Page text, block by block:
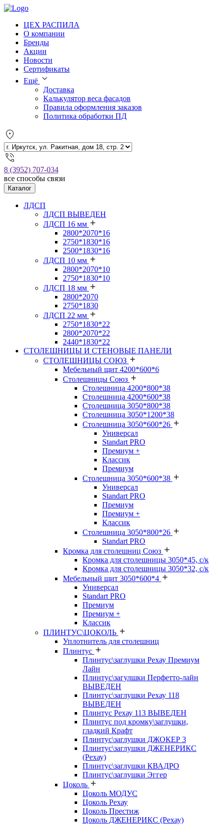
ЦЕХ РАСПИЛА
О компании
Бренды
Акции
Новости
Сертификаты
Ещё
Доставка
Калькулятор веса фасадов
Правила оформления заказов
Политика обработки ПД
8 (3952) 707-034
все способы связи
Каталог
ЛДСП
ЛДСП ВЫВЕДЕН
ЛДСП 16 мм
2800*2070*16
2750*1830*16
2500*1830*16
ЛДСП 10 мм
2800*2070*10
2750*1830*10
ЛДСП 18 мм
2800*2070
2750*1830
ЛДСП 22 мм
2750*1830*22
2800*2070*22
2440*1830*22
СТОЛЕШНИЦЫ И СТЕНОВЫЕ ПАНЕЛИ
СТОЛЕШНИЦЫ СОЮЗ
Мебельный щит 4200*600*6
Столешницы Союз
Столешница 4200*800*38
Столешница 4200*600*38
Столешница 3050*800*38
Столешница 3050*1200*38
Столешница 3050*600*26
Универсал
Standart PRO
Премиум +
Классик
Премиум
Столешница 3050*600*38
Универсал
Standart PRO
Премиум
Премиум +
Классик
Столешница 3050*800*26
Standart PRO
Кромка для столешниц Союз
Кромка для столешницы 3050*45, с/к
Кромка для столешницы 3050*32, с/к
Мебельный щит 3050*600*4
Универсал
Standart PRO
Премиум
Премиум +
Классик
ПЛИНТУС\ЦОКОЛЬ
Уплотнитель для столешниц
Плинтус
Плинтус\заглушки Рехау Премиум
Лайн
Плинтус\загулшки Перфетто-лайн
ВЫВЕДЕН
Плинтус\заглушки Рехау 118
ВЫВЕДЕН
Плинтус Рехау 113 ВЫВЕДЕН
Плинтус под кромку\заглушки,
гладкий Крафт
Плинтус\заглушки ДЖОКЕР 3
Плинтус\заглушки ДЖЕНЕРИКС
(Рехау)
Плинтус\заглушки КВАДРО
Плинтус\заглушки Эггер
Цоколь
Цоколь МОДУС
Цоколь Рехау
Цоколь Престиж
Цоколь ДЖЕНЕРИКС (Рехау)